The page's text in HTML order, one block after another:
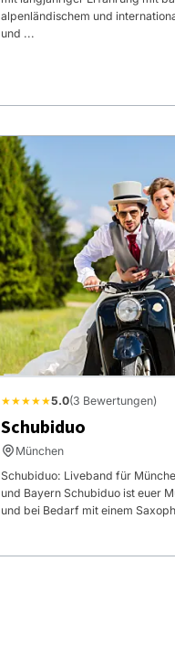
alpenländischem und
und ...
★★★★★5.0(3 Bewertungen)
Schubiduo
München
Schubiduo: Liveband für
und Bayern Schubiduo ist euer
und bei Bedarf mit einem